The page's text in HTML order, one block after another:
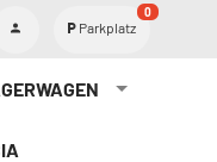
Parkplatz
0